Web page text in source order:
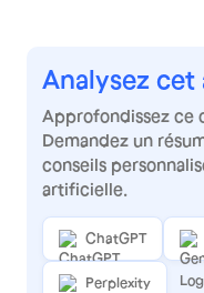
Analysez cet
Approfondissez ce
Demandez un
conseils
artificielle.
ChatGPT
Perplexity